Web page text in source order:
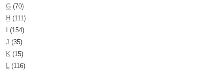
G (70)
H (111)
(154)
J (35)
K (15)
L (116)